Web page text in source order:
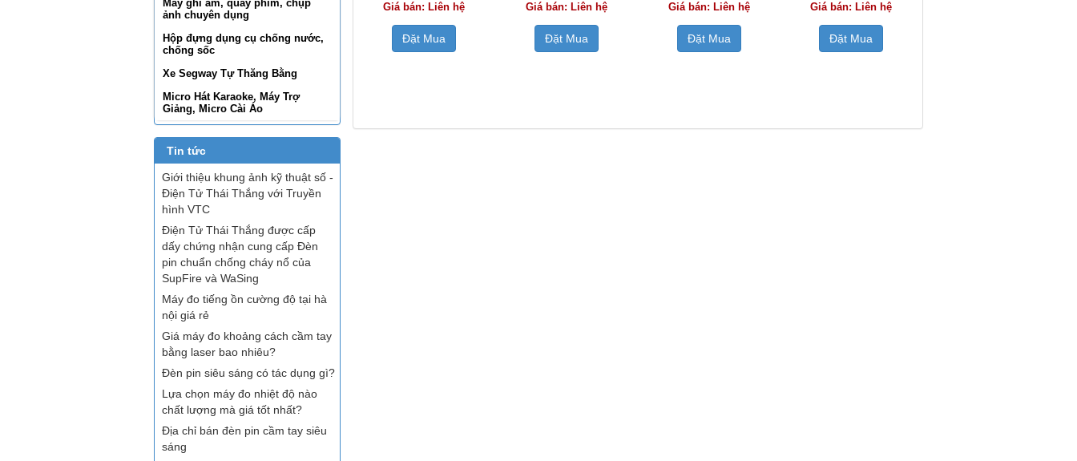
Máy ghi âm, quay phim, chụp
ảnh chuyên dụng
Hộp đựng dụng cụ chống nước,
chống sốc
Xe Segway Tự Thăng Bằng
Micro Hát Karaoke, Máy Trợ
Giảng, Micro Cài Áo
Tin tức
Giới thiệu khung ảnh kỹ thuật số -
Điện Tử Thái Thắng với Truyền
hình VTC
Điện Tử Thái Thắng được cấp
dấy chứng nhận cung cấp Đèn
pin chuẩn chống cháy nổ của
SupFire và WaSing
Máy đo tiếng ồn cường độ tại hà
nội giá rẻ
Giá máy đo khoảng cách cầm tay
bằng laser bao nhiêu?
Đèn pin siêu sáng có tác dụng gì?
Lựa chọn máy đo nhiệt độ nào
chất lượng mà giá tốt nhất?
Địa chỉ bán đèn pin cầm tay siêu
sáng
Giá bán: Liên hệ
Đặt Mua
Giá bán: Liên hệ
Đặt Mua
Giá bán: Liên hệ
Đặt Mua
Giá bán: Liên hệ
Đặt Mua